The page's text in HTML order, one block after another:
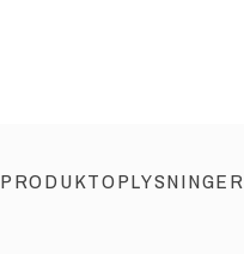
PRODUKTOPLYSNINGER